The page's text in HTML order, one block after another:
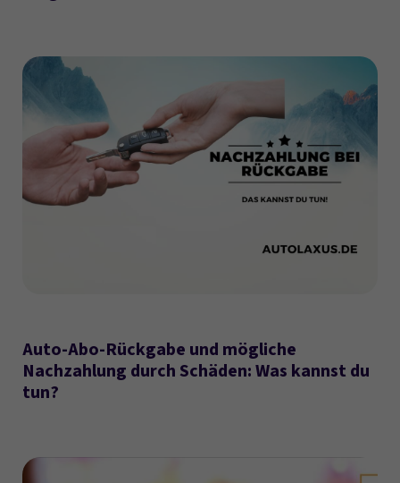
Auto-Abo-Rückgabe und mögliche
Nachzahlung durch Schäden: Was kannst du
tun?